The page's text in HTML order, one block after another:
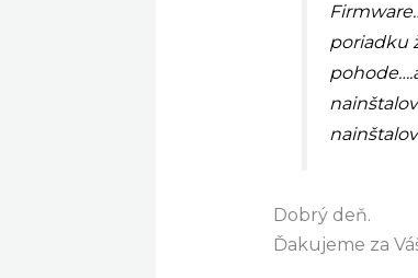
poriadku
Dobrý deň.
Ďakujeme za